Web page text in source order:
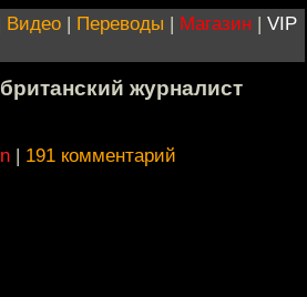
Видео | Переводы | Магазин | VIP
журналист
| 191 комментарий